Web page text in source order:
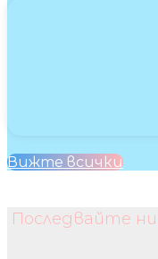
Вижте всички
Последвайте